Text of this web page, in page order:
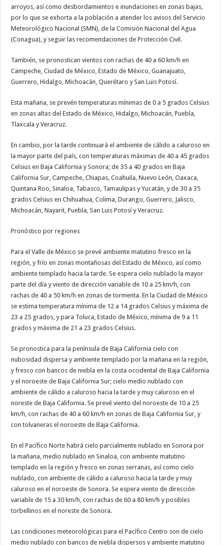
arroyos, así como desbordamientos e inundaciones en zonas bajas,
por lo que se exhorta a la población a atender los avisos del Servicio
Meteorológico Nacional (SMN), de la Comisión Nacional del Agua
(Conagua), y seguir las recomendaciones de Protección Civil.
También, se pronostican vientos con rachas de 40 a 60 km/h en
Campeche, Ciudad de México, Estado de México, Guanajuato,
Guerrero, Hidalgo, Michoacán, Querétaro y San Luis Potosí.
Esta mañana, se prevén temperaturas mínimas de 0 a 5 grados Celsius
en zonas altas del Estado de México, Hidalgo, Michoacán, Puebla,
Tlaxcala y Veracruz.
En cambio, por la tarde continuará el ambiente de cálido a caluroso en
la mayor parte del país, con temperaturas máximas de 40 a 45 grados
Celsius en Baja California y Sonora; de 35 a 40 grados en Baja
California Sur, Campeche, Chiapas, Coahuila, Nuevo León, Oaxaca,
Quintana Roo, Sinaloa, Tabasco, Tamaulipas y Yucatán, y de 30 a 35
grados Celsius en Chihuahua, Colima, Durango, Guerrero, Jalisco,
Michoacán, Nayarit, Puebla, San Luis Potosí y Veracruz.
Pronóstico por regiones
Para el Valle de México se prevé ambiente matutino fresco en la
región, y frío en zonas montañosas del Estado de México, así como
ambiente templado hacia la tarde. Se espera cielo nublado la mayor
parte del día y viento de dirección variable de 10 a 25 km/h, con
rachas de 40 a 50 km/h en zonas de tormenta. En la Ciudad de México
se estima temperatura mínima de 12 a 14 grados Celsius y máxima de
23 a 25 grados, y para Toluca, Estado de México, mínima de 9 a 11
grados y máxima de 21 a 23 grados Celsius.
Se pronostica para la península de Baja California cielo con
nubosidad dispersa y ambiente templado por la mañana en la región,
y fresco con bancos de niebla en la costa occidental de Baja California
y el noroeste de Baja California Sur; cielo medio nublado con
ambiente de cálido a caluroso hacia la tarde y muy caluroso en el
noreste de Baja California. Se prevé viento del noroeste de 10 a 25
km/h, con rachas de 40 a 60 km/h en zonas de Baja California Sur, y
con tolvaneras el noroeste de Baja California.
En el Pacífico Norte habrá cielo parcialmente nublado en Sonora por
la mañana, medio nublado en Sinaloa, con ambiente matutino
templado en la región y fresco en zonas serranas, así como cielo
nublado, con ambiente de cálido a caluroso hacia la tarde y muy
caluroso en el noroeste de Sonora. Se espera viento de dirección
variable de 15 a 30 km/h, con rachas de 60 a 80 km/h y posibles
torbellinos en el noreste de Sonora.
Las condiciones meteorológicas para el Pacífico Centro son de cielo
medio nublado con bancos de niebla dispersos y ambiente matutino